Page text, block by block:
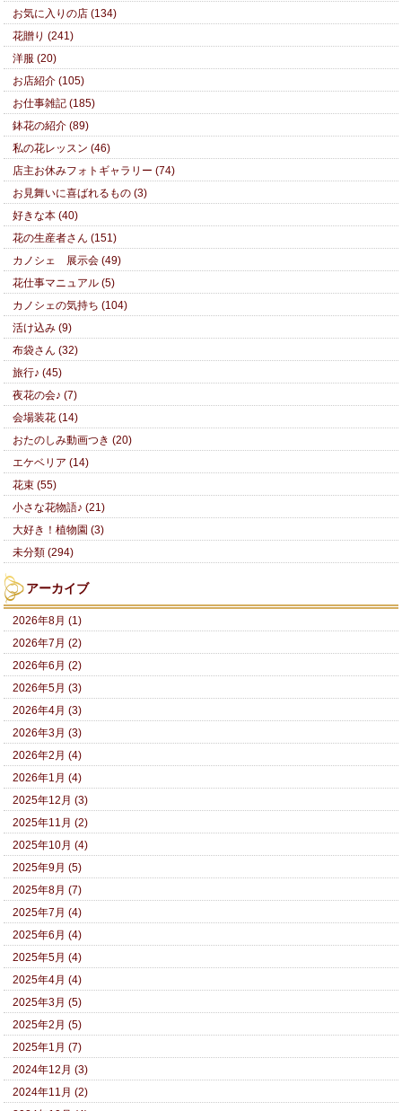
お気に入りの店 (134)
花贈り (241)
洋服 (20)
お店紹介 (105)
お仕事雑記 (185)
鉢花の紹介 (89)
私の花レッスン (46)
店主お休みフォトギャラリー (74)
お見舞いに喜ばれるもの (3)
好きな本 (40)
花の生産者さん (151)
カノシェ 展示会 (49)
花仕事マニュアル (5)
カノシェの気持ち (104)
活け込み (9)
布袋さん (32)
旅行♪ (45)
夜花の会♪ (7)
会場装花 (14)
おたのしみ動画つき (20)
エケベリア (14)
花束 (55)
小さな花物語♪ (21)
大好き！植物園 (3)
未分類 (294)
アーカイブ
2026年8月 (1)
2026年7月 (2)
2026年6月 (2)
2026年5月 (3)
2026年4月 (3)
2026年3月 (3)
2026年2月 (4)
2026年1月 (4)
2025年12月 (3)
2025年11月 (2)
2025年10月 (4)
2025年9月 (5)
2025年8月 (7)
2025年7月 (4)
2025年6月 (4)
2025年5月 (4)
2025年4月 (4)
2025年3月 (5)
2025年2月 (5)
2025年1月 (7)
2024年12月 (3)
2024年11月 (2)